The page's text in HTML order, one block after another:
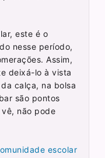
este é o
nesse período,
Assim,
deixá-lo à vista
calça, na bolsa
são pontos
não pode
escolar